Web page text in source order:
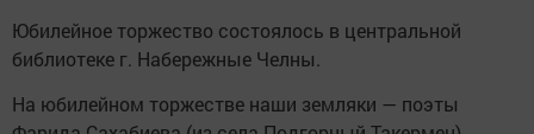
Юбилейное торжество состоялось в центральной
библиотеке г. Набережные Челны.
На юбилейном торжестве наши земляки — поэты